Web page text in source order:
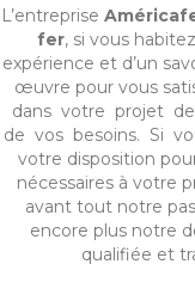
L’entreprise
fer, si vous
expérience et d’un
œuvre pour vous
dans votre projet de
de vos besoins. Si
votre disposition
nécessaires à votre
avant tout notre
encore plus notre
qualifiée et